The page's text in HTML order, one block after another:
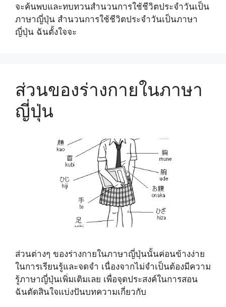
จะค้นพบและทบทวนสำนวนการใช้ชีวิตประจำวันเป็น
ภาษาญี่ปุ่น สำนวนการใช้ชีวิตประจำวันเป็นภาษา
ญี่ปุ่น ฉันตั้งใจจะ
ส่วนของร่างกายในภาษา
ญี่ปุ่น
ส่วนต่างๆ ของร่างกายในภาษาญี่ปุ่นนั้นค่อนข้างง่าย
ในการเรียนรู้และจดจำ เนื่องจากไม่จำเป็นต้องมีความ
รู้ภาษาญี่ปุ่นเพิ่มเติมเลย เพื่อจุดประสงค์ในการสอน
ฉันตัดสินใจแบ่งปันบทความเกี่ยวกับ